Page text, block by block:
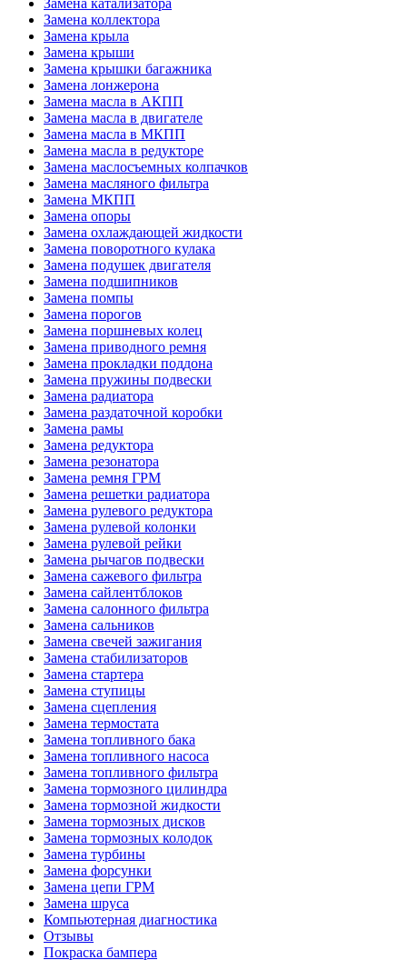
Замена катализатора
Замена коллектора
Замена крыла
Замена крыши
Замена крышки багажника
Замена лонжерона
Замена масла в АКПП
Замена масла в двигателе
Замена масла в МКПП
Замена масла в редукторе
Замена маслосъемных колпачков
Замена масляного фильтра
Замена МКПП
Замена опоры
Замена охлаждающей жидкости
Замена поворотного кулака
Замена подушек двигателя
Замена подшипников
Замена помпы
Замена порогов
Замена поршневых колец
Замена приводного ремня
Замена прокладки поддона
Замена пружины подвески
Замена радиатора
Замена раздаточной коробки
Замена рамы
Замена редуктора
Замена резонатора
Замена ремня ГРМ
Замена решетки радиатора
Замена рулевого редуктора
Замена рулевой колонки
Замена рулевой рейки
Замена рычагов подвески
Замена сажевого фильтра
Замена сайлентблоков
Замена салонного фильтра
Замена сальников
Замена свечей зажигания
Замена стабилизаторов
Замена стартера
Замена ступицы
Замена сцепления
Замена термостата
Замена топливного бака
Замена топливного насоса
Замена топливного фильтра
Замена тормозного цилиндра
Замена тормозной жидкости
Замена тормозных дисков
Замена тормозных колодок
Замена турбины
Замена форсунки
Замена цепи ГРМ
Замена шруса
Компьютерная диагностика
Отзывы
Покраска бампера